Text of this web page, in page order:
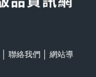
聯絡我們
網站導